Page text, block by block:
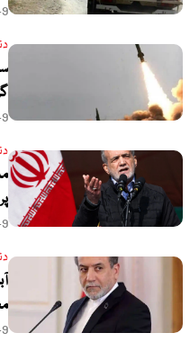
9-اگست،2026
9-اگست،2026
9-اگست،2026
9-اگست،2026